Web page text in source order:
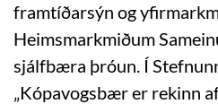
framtíðarsýn og
Heimsmarkmiðum
sjálfbæra þróun. Í
„Kópavogsbær er rekinn